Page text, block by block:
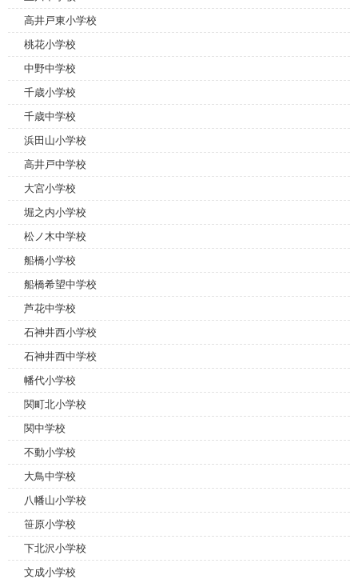
高井戸東小学校
桃花小学校
中野中学校
千歳小学校
千歳中学校
浜田山小学校
高井戸中学校
大宮小学校
堀之内小学校
松ノ木中学校
船橋小学校
船橋希望中学校
芦花中学校
石神井西小学校
石神井西中学校
幡代小学校
関町北小学校
関中学校
不動小学校
大鳥中学校
八幡山小学校
笹原小学校
下北沢小学校
文成小学校